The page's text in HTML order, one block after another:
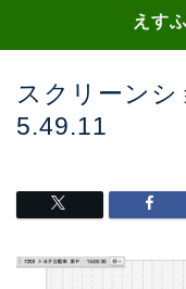
えす
スクリーン
5.49.11